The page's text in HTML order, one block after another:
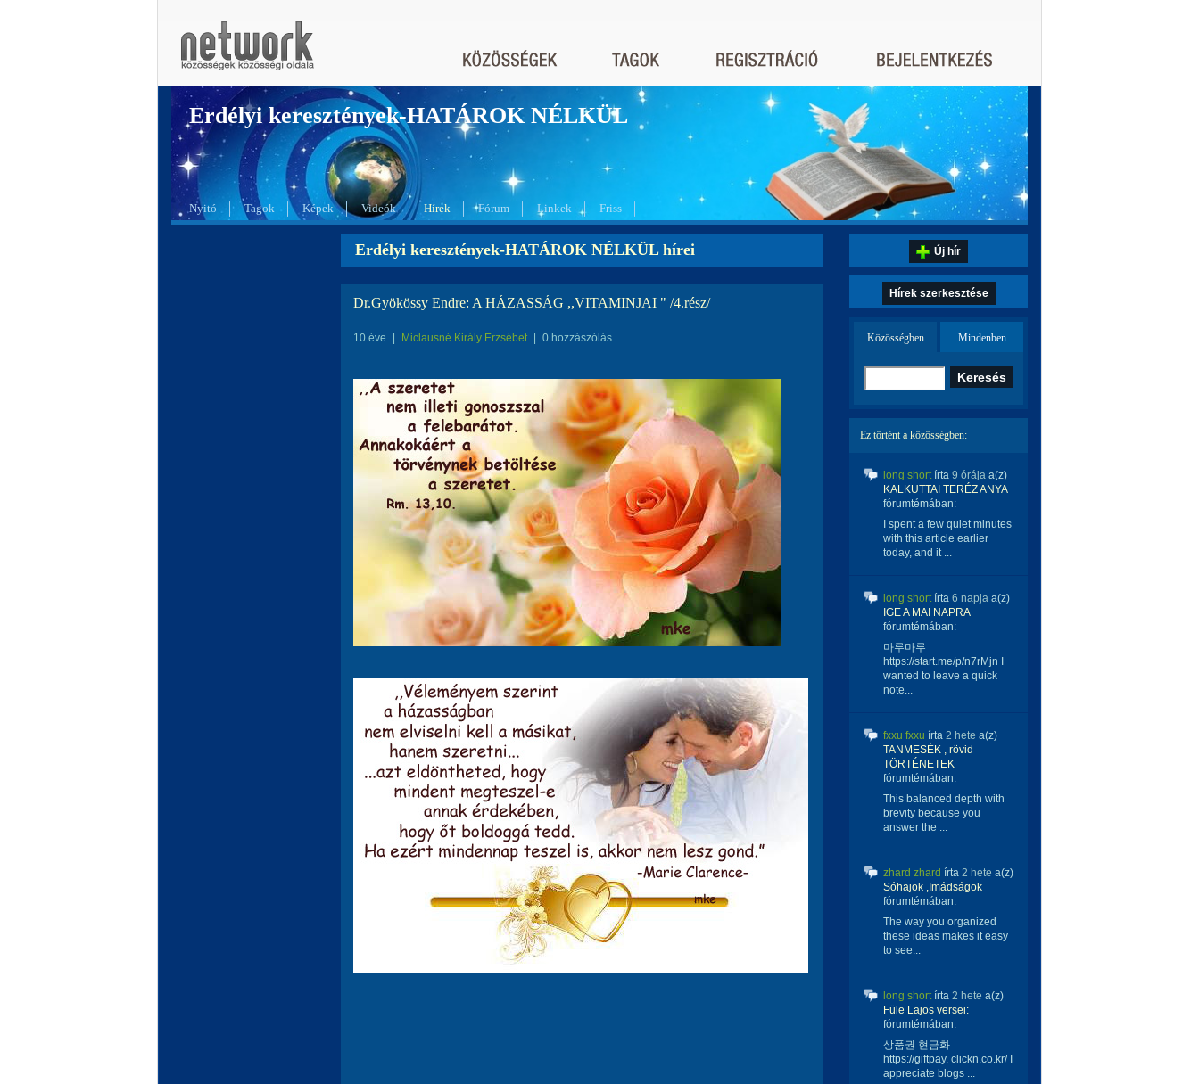
Erdélyi keresztények-HATÁROK NÉLKÜL
Nyitó Tagok Képek Videók Hírek Fórum Linkek Friss
Erdélyi keresztények-HATÁROK NÉLKÜL hírei
Dr.Gyökössy Endre: A HÁZASSÁG ,,VITAMINJAI " /4.rész/
10 éve Miclausné Király Erzsébet 0 hozzászólás
Új hír
Hírek szerkesztése
Közösségben Mindenben
Ez történt a közösségben:
long shortírta 9 órája a(z)
KALKUTTAI TERÉZ ANYA
fórumtémában:
I spent a few quiet minutes
with this article earlier
today, and it ...
long shortírta 6 napja a(z)
IGE A MAI NAPRA
fórumtémában:
마루마루
https://start.me/p/n7rMjn I
wanted to leave a quick
note...
fxxu fxxu írta 2 hete a(z)
TANMESÉK , rövid
TÖRTÉNETEK
fórumtémában:
This balanced depth with
brevity because you
answer the ...
zhard zhard írta 2 hete a(z)
Sóhajok ,Imádságok
fórumtémában:
The way you organized
these ideas makes it easy
to see...
long shortírta 2 hete a(z)
Füle Lajos versei:
fórumtémában:
상품권 현금화
https://giftpay. clickn.co.kr/ I
appreciate blogs ...